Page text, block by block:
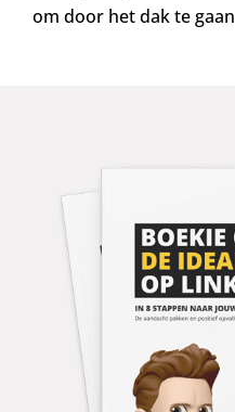
om door het dak te gaan